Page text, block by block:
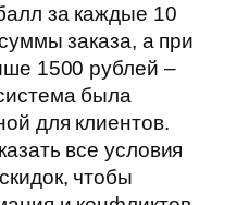
за каждые 10
заказа, а при
1500 рублей –
была
для клиентов.
все условия
чтобы